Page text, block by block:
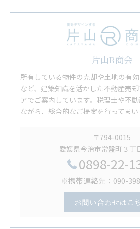
片山R商会
所有している物件の売却や土地の有
など、建築知識を活かした不動産売
アでご案内しています。税理士や不
ながら、総合的なご提案を行ってまい
〒794-0015
愛媛県今治市常盤町３丁
0898-22-
※携帯連絡先：090-
お問い合わせはこ